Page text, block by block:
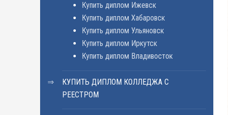
Купить диплом Ижевск
Купить диплом Хабаровск
Купить диплом Ульяновск
Купить диплом Иркутск
Купить диплом Владивосток
КУПИТЬ ДИПЛОМ КОЛЛЕДЖА С
РЕЕСТРОМ